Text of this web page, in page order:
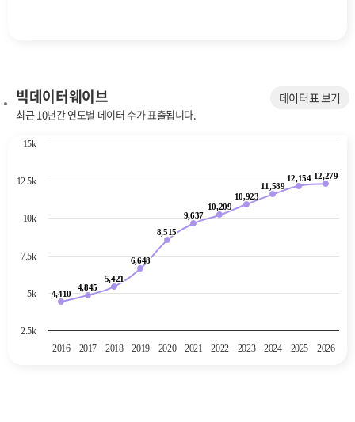
빅데이터웨이브
최근 10년간 연도별 데이터 수가 표출됩니다.
데이터표 보기
Chart
The chart has 1 X axis displaying categories.
The chart has 1 Y axis displaying values. Data ranges from 4410 to
4,410
4,410
4,845
4,845
5,421
5,421
6,648
6,648
8,515
8,515
9,637
9,637
10,209
10,209
10,923
10,923
11,589
11,589
12,154
12,154 12,279
12,279
2016 2017 2018 2019 2020 2021 2022 2023 2024 2025 2026
2.5k
5k
7.5k
10k
12.5k
15k